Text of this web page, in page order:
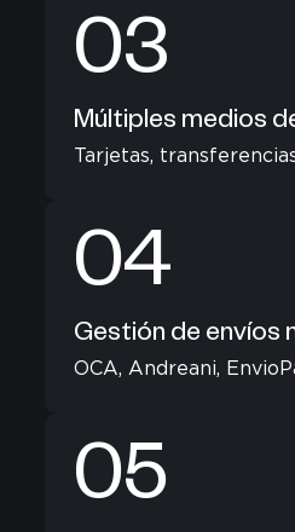
03
Múltiples medios
Tarjetas,
04
Gestión de envíos
OCA, Andreani,
05